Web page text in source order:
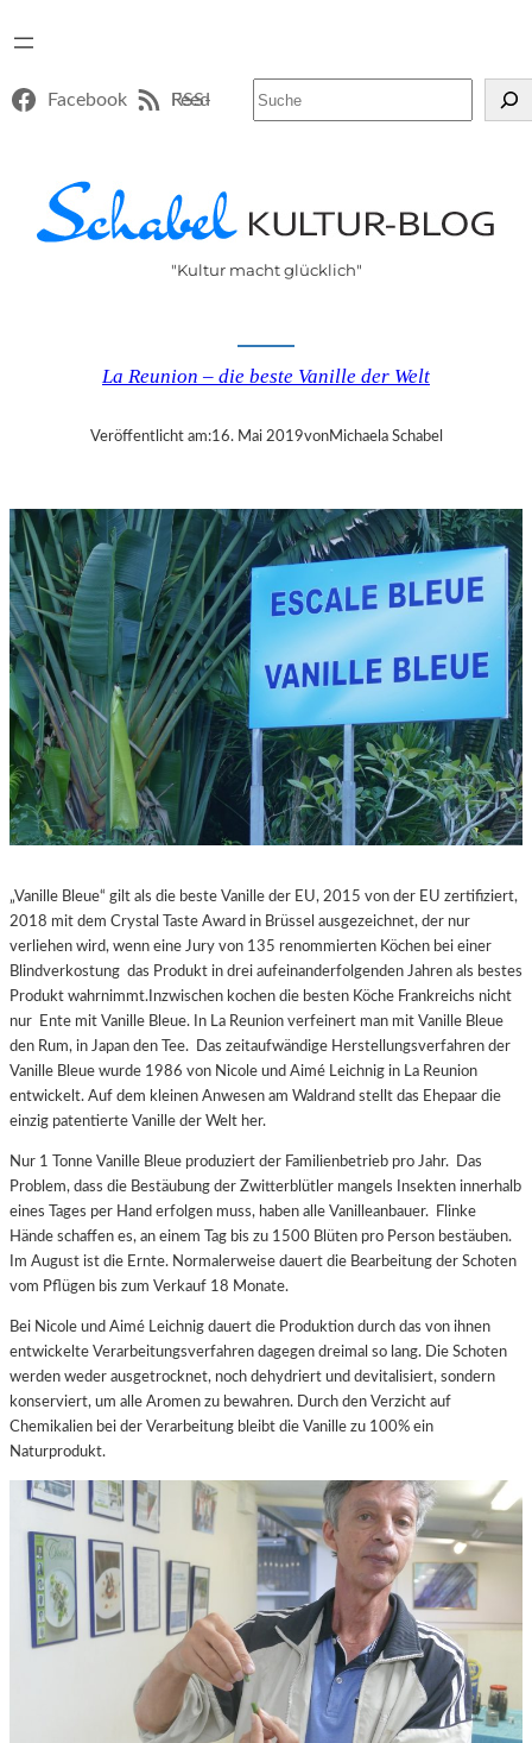
Facebook RSS-Feed
"Kultur macht glücklich"
La Reunion – die beste Vanille der Welt
Veröffentlicht am:16. Mai 2019vonMichaela Schabel
„Vanille Bleue“ gilt als die beste Vanille der EU, 2015 von der EU zertifiziert,
2018 mit dem Crystal Taste Award in Brüssel ausgezeichnet, der nur
verliehen wird, wenn eine Jury von 135 renommierten Köchen bei einer
Blindverkostung das Produkt in drei aufeinanderfolgenden Jahren als bestes
Produkt wahrnimmt.Inzwischen kochen die besten Köche Frankreichs nicht
nur Ente mit Vanille Bleue. In La Reunion verfeinert man mit Vanille Bleue
den Rum, in Japan den Tee. Das zeitaufwändige Herstellungsverfahren der
Vanille Bleue wurde 1986 von Nicole und Aimé Leichnig in La Reunion
entwickelt. Auf dem kleinen Anwesen am Waldrand stellt das Ehepaar die
einzig patentierte Vanille der Welt her.
Nur 1 Tonne Vanille Bleue produziert der Familienbetrieb pro Jahr. Das
Problem, dass die Bestäubung der Zwitterblütler mangels Insekten innerhalb
eines Tages per Hand erfolgen muss, haben alle Vanilleanbauer. Flinke
Hände schaffen es, an einem Tag bis zu 1500 Blüten pro Person bestäuben.
Im August ist die Ernte. Normalerweise dauert die Bearbeitung der Schoten
vom Pflügen bis zum Verkauf 18 Monate.
Bei Nicole und Aimé Leichnig dauert die Produktion durch das von ihnen
entwickelte Verarbeitungsverfahren dagegen dreimal so lang. Die Schoten
werden weder ausgetrocknet, noch dehydriert und devitalisiert, sondern
konserviert, um alle Aromen zu bewahren. Durch den Verzicht auf
Chemikalien bei der Verarbeitung bleibt die Vanille zu 100% ein
Naturprodukt.